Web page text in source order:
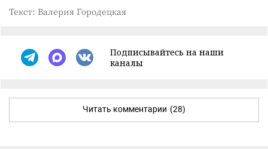
Текст: Валерия Городецкая
Подписывайтесь на наши
каналы
Читать комментарии (28)